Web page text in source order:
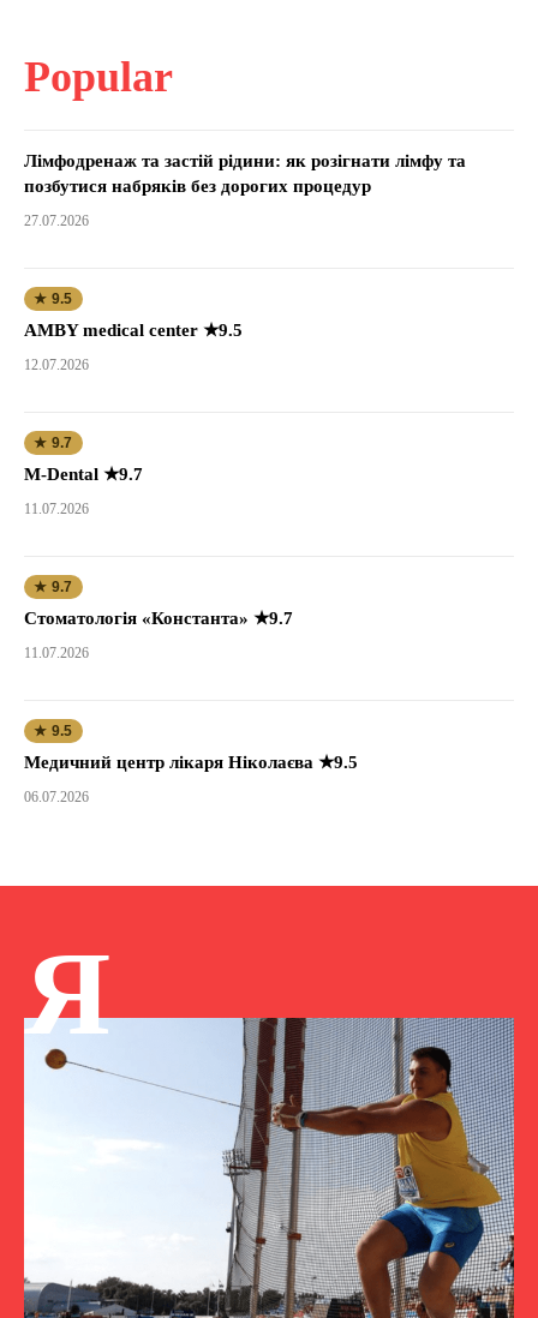
Popular
Лімфодренаж та застій рідини: як розігнати лімфу та
позбутися набряків без дорогих процедур
27.07.2026
★ 9.5
AMBY medical center ★9.5
12.07.2026
★ 9.7
M-Dental ★9.7
11.07.2026
★ 9.7
Стоматологія «Константа» ★9.7
11.07.2026
★ 9.5
Медичний центр лікаря Ніколаєва ★9.5
06.07.2026
Я